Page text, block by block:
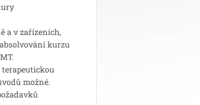
a v zařízeních,
kurzu
možné.